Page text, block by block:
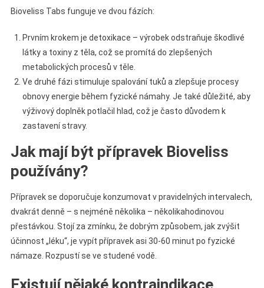
Bioveliss Tabs funguje ve dvou fázích:
Prvním krokem je detoxikace – výrobek odstraňuje škodlivé
látky a toxiny z těla, což se promítá do zlepšených
metabolických procesů v těle.
Ve druhé fázi stimuluje spalování tuků a zlepšuje procesy
obnovy energie během fyzické námahy. Je také důležité, aby
výživový doplněk potlačil hlad, což je často důvodem k
zastavení stravy.
Jak mají být přípravek Bioveliss
používány?
Přípravek se doporučuje konzumovat v pravidelných intervalech,
dvakrát denně – s nejméně několika – několikahodinovou
přestávkou. Stojí za zmínku, že dobrým způsobem, jak zvýšit
účinnost „léku“, je vypít přípravek asi 30-60 minut po fyzické
námaze. Rozpustí se ve studené vodě.
Existují nějaké kontraindikace